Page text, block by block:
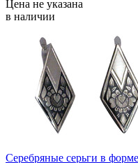
Цена не указана
в наличии
Серебряные серьги в